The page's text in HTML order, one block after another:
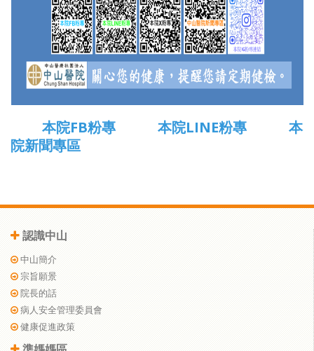
本院FB粉專 本院LINE粉專
本
院新聞專區
認識中山
中山簡介
宗旨願景
院長的話
病人安全管理委員會
健康促進政策